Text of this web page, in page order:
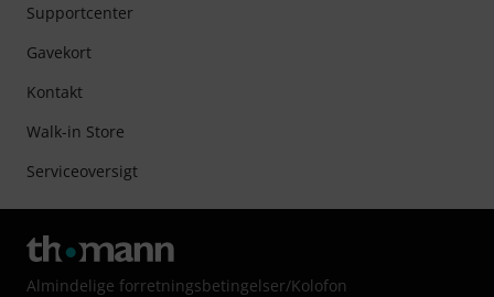
Supportcenter
Gavekort
Kontakt
Walk-in Store
Serviceoversigt
Almindelige forretningsbetingelser/Kolofon